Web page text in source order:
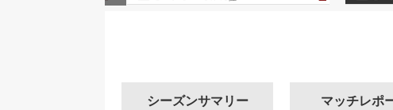
シーズンサマリー マッチレポ